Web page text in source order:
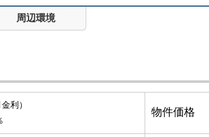
周辺環境
利）
物件価格